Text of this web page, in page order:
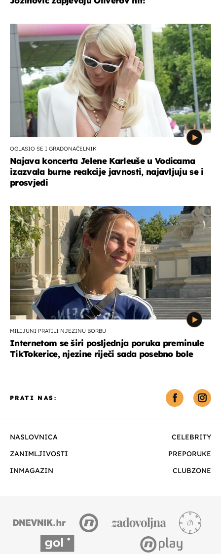
OGLASIO SE I GRADONAČELNIK
Najava koncerta Jelene Karleuše u Vodicama
izazvala burne reakcije javnosti, najavljuju se i
prosvjedi
MILIJUNI PRATILI NJEZINU BORBU
Internetom se širi posljednja poruka preminule
TikTokerice, njezine riječi sada posebno bole
NASLOVNICA
CELEBRITY
ZANIMLJIVOSTI
PREPORUKE
INMAGAZIN
CLUBZONE
PRATI NAS: